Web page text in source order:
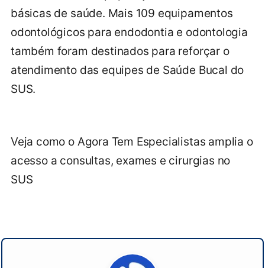
básicas de saúde. Mais 109 equipamentos
odontológicos para endodontia e odontologia
também foram destinados para reforçar o
atendimento das equipes de Saúde Bucal do
SUS.
Veja como o Agora Tem Especialistas amplia o
acesso a consultas, exames e cirurgias no
SUS